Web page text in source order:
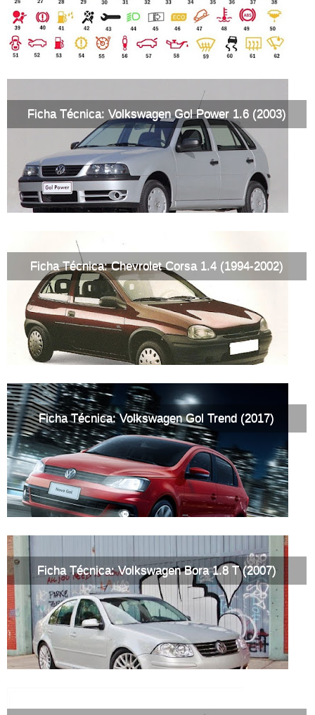
Ficha Técnica: Volkswagen Gol Power 1.6 (2003)
Ficha Técnica: Chevrolet Corsa 1.4 (1994-2002)
Ficha Técnica: Volkswagen Gol Trend (2017)
Ficha Técnica: Volkswagen Bora 1.8 T (2007)